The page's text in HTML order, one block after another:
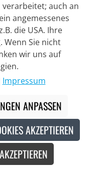
auch an
angemessenes
die USA. Ihre
Wenn Sie nicht
wir uns auf
Impressum
ANPASSEN
AKZEPTIEREN